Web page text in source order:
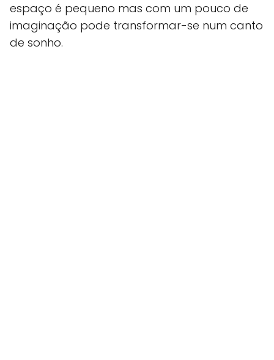
espaço é pequeno mas com um pouco de
imaginação pode transformar-se num canto
de sonho.